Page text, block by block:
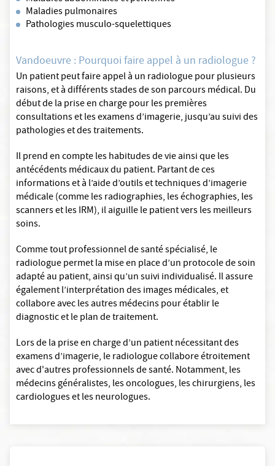
Maladies pulmonaires
Pathologies musculo-squelettiques
Vandoeuvre : Pourquoi faire appel à un radiologue ?
Un patient peut faire appel à un radiologue pour plusieurs
raisons, et à différents stades de son parcours médical. Du
début de la prise en charge pour les premières
consultations et les examens d’imagerie, jusqu’au suivi des
pathologies et des traitements.
Il prend en compte les habitudes de vie ainsi que les
antécédents médicaux du patient. Partant de ces
informations et à l’aide d’outils et techniques d’imagerie
médicale (comme les radiographies, les échographies, les
scanners et les IRM), il aiguille le patient vers les meilleurs
soins.
Comme tout professionnel de santé spécialisé, le
radiologue permet la mise en place d’un protocole de soin
adapté au patient, ainsi qu’un suivi individualisé. Il assure
également l’interprétation des images médicales, et
collabore avec les autres médecins pour établir le
diagnostic et le plan de traitement.
Lors de la prise en charge d’un patient nécessitant des
examens d’imagerie, le radiologue collabore étroitement
avec d'autres professionnels de santé. Notamment, les
médecins généralistes, les oncologues, les chirurgiens, les
cardiologues et les neurologues.